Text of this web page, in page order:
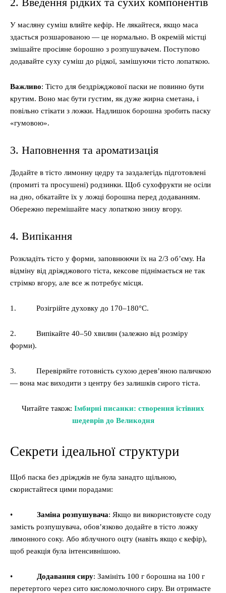
У масляну суміш влийте кефір. Не лякайтеся, якщо маса
здасться розшарованою — це нормально. В окремій містці
змішайте просіяне борошно з розпушувачем. Поступово
додавайте суху суміш до рідкої, замішуючи тісто лопаткою.
Важливо: Тісто для бездріжджової паски не повинно бути
крутим. Воно має бути густим, як дуже жирна сметана, і
повільно стікати з ложки. Надлишок борошна зробить паску
«гумовою».
3. Наповнення та ароматизація
Додайте в тісто лимонну цедру та заздалегідь підготовлені
(промиті та просушені) родзинки. Щоб сухофрукти не осіли
на дно, обкатайте їх у ложці борошна перед додаванням.
Обережно перемішайте масу лопаткою знизу вгору.
4. Випікання
Розкладіть тісто у форми, заповнюючи їх на 2/3 об’єму. На
відміну від дріжджового тіста, кексове піднімається не так
стрімко вгору, але все ж потребує місця.
1. Розігрійте духовку до 170–180°C.
2. Випікайте 40–50 хвилин (залежно від розміру
форми).
3. Перевіряйте готовність сухою дерев’яною паличкою
— вона має виходити з центру без залишків сирого тіста.
Читайте також: Імбирні писанки: створення їстівних
шедеврів до Великодня
Секрети ідеальної структури
Щоб паска без дріжджів не була занадто щільною,
скористайтеся цими порадами:
• Заміна розпушувача: Якщо ви використовуєте соду
замість розпушувача, обов’язково додайте в тісто ложку
лимонного соку. Або яблучного оцту (навіть якщо є кефір),
щоб реакція була інтенсивнішою.
• Додавання сиру: Замініть 100 г борошна на 100 г
перетертого через сито кисломолочного сиру. Ви отримаєте